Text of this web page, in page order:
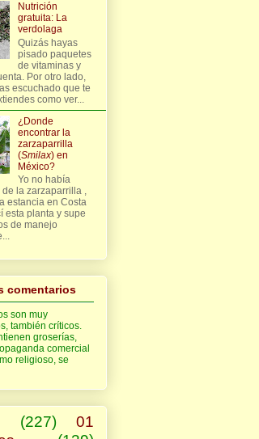
Nutrición
gratuita: La
verdolaga
Quizás hayas
pisado paquetes
de vitaminas y
Por otro lado,
escuchado que te
como ver...
¿Donde
encontrar la
zarzaparrilla
(Smilax) en
México?
Yo no había
la zarzaparrilla ,
estancia en Costa
esta planta y supe
de manejo
comentarios
son muy
también críticos.
groserías,
comercial
religioso, se
(227)
01